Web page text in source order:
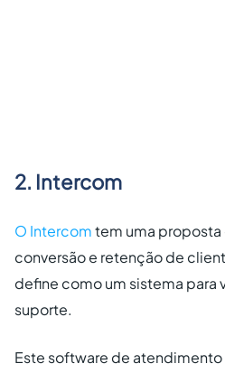
2. Intercom
O Intercomtem uma
conversão e retenção de
define como um sistema para
suporte.
Este software de